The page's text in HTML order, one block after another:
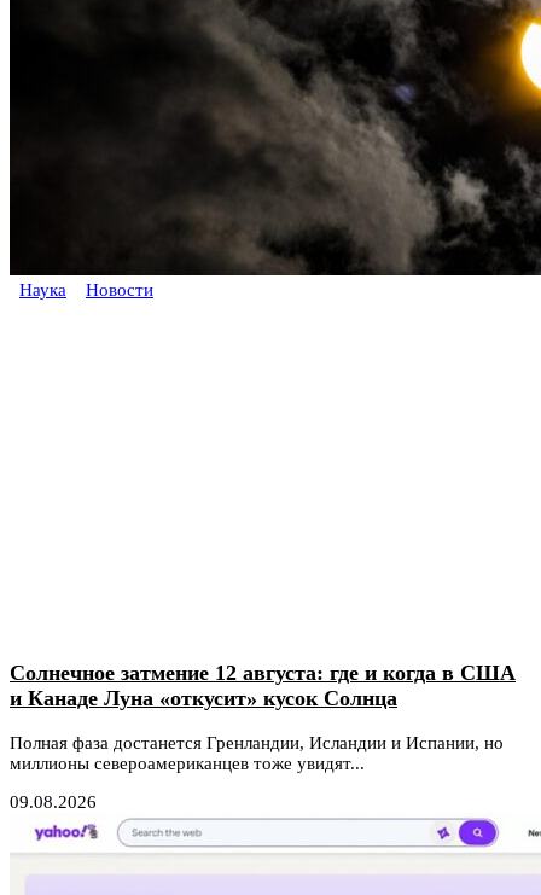
Наука Новости
Солнечное затмение 12 августа: где и когда в США
и Канаде Луна «откусит» кусок Солнца
Полная фаза достанется Гренландии, Исландии и Испании, но
миллионы североамериканцев тоже увидят...
09.08.2026